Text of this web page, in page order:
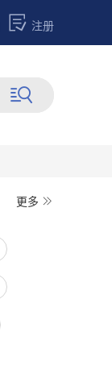
 注册

更多 